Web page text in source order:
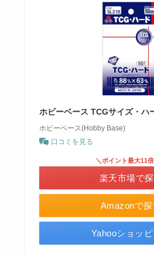
ホビーベース TCGサイズ・ハ
ホビーベース(Hobby Base)
口コミを見る
Amazonで探
＼ポイント最大11
楽天市場で
Yahooショッ